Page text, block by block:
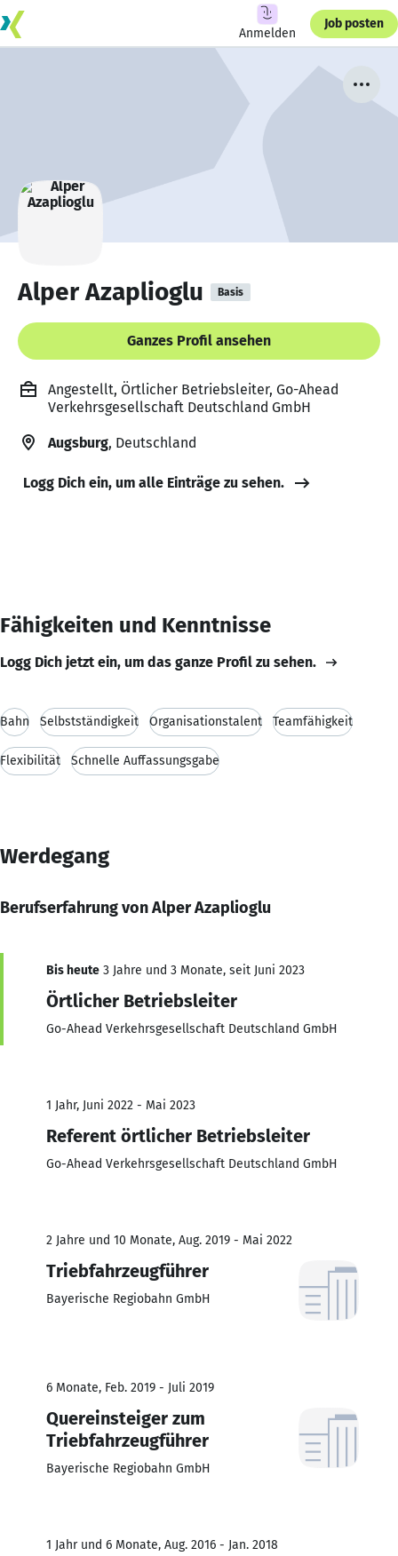
Anmelden
Job posten
Alper Azaplioglu Basis
Ganzes Profil ansehen
Angestellt, Örtlicher Betriebsleiter, Go-Ahead
Verkehrsgesellschaft Deutschland GmbH
Augsburg, Deutschland
Logg Dich ein, um alle Einträge zu sehen.
Fähigkeiten und Kenntnisse
Logg Dich jetzt ein, um das ganze Profil zu sehen.
Bahn Selbstständigkeit Organisationstalent Teamfähigkeit
Flexibilität Schnelle Auffassungsgabe
Werdegang
Berufserfahrung von Alper Azaplioglu
Bis heute 3 Jahre und 3 Monate, seit Juni 2023
Örtlicher Betriebsleiter
Go-Ahead Verkehrsgesellschaft Deutschland GmbH
1 Jahr, Juni 2022 - Mai 2023
Referent örtlicher Betriebsleiter
Go-Ahead Verkehrsgesellschaft Deutschland GmbH
2 Jahre und 10 Monate, Aug. 2019 - Mai 2022
Triebfahrzeugführer
Bayerische Regiobahn GmbH
6 Monate, Feb. 2019 - Juli 2019
Quereinsteiger zum
Triebfahrzeugführer
Bayerische Regiobahn GmbH
1 Jahr und 6 Monate, Aug. 2016 - Jan. 2018